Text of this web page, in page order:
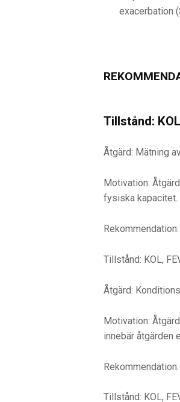
exacerbation
Tillstånd:
Åtgärd: Mätning
Motivation:
fysiska kapacitet.
Tillstånd: KOL,
Åtgärd:
Motivation:
innebär åtgärden
Rekommendation:
Tillstånd: KOL,